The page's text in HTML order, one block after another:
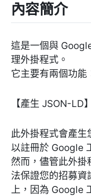
內容簡介
這是一個與
理外掛程式。
它主要有兩個功能
【產生 JSON-LD】
此外掛程式會產生
以註冊於 Google
然而，儘管此外
法保證您的招募
上，因為 Google